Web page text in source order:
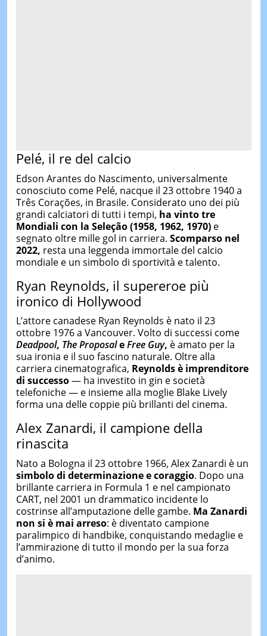
Pelé, il re del calcio
Edson Arantes do Nascimento, universalmente
conosciuto come Pelé, nacque il 23 ottobre 1940 a
Três Corações, in Brasile. Considerato uno dei più
grandi calciatori di tutti i tempi, ha vinto tre
Mondiali con la Seleção (1958, 1962, 1970)e
segnato oltre mille gol in carriera. Scomparso nel
2022, resta una leggenda immortale del calcio
mondiale e un simbolo di sportività e talento.
Ryan Reynolds, il supereroe più
ironico di Hollywood
L’attore canadese Ryan Reynolds è nato il 23
ottobre 1976 a Vancouver. Volto di successi come
Deadpool, The ProposaleFree Guy, è amato per la
sua ironia e il suo fascino naturale. Oltre alla
carriera cinematografica, Reynolds è imprenditore
di successo— ha investito in gin e società
telefoniche — e insieme alla moglie Blake Lively
forma una delle coppie più brillanti del cinema.
Alex Zanardi, il campione della
rinascita
Nato a Bologna il 23 ottobre 1966, Alex Zanardi è un
simbolo di determinazione e coraggio. Dopo una
brillante carriera in Formula 1 e nel campionato
CART, nel 2001 un drammatico incidente lo
costrinse all’amputazione delle gambe. Ma Zanardi
non si è mai arreso: è diventato campione
paralimpico di handbike, conquistando medaglie e
l’ammirazione di tutto il mondo per la sua forza
d’animo.